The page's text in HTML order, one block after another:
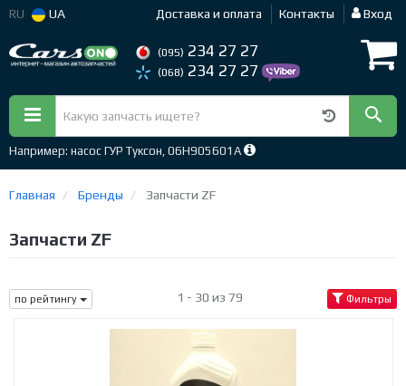
RU UA Доставка и оплата Контакты Вход
(095) 234 27 27
(068) 234 27 27
Например: насос ГУР Туксон, 06H905601A
Главная Бренды Запчасти ZF
Запчасти ZF
по рейтингу 1 - 30 из 79 Фильтры